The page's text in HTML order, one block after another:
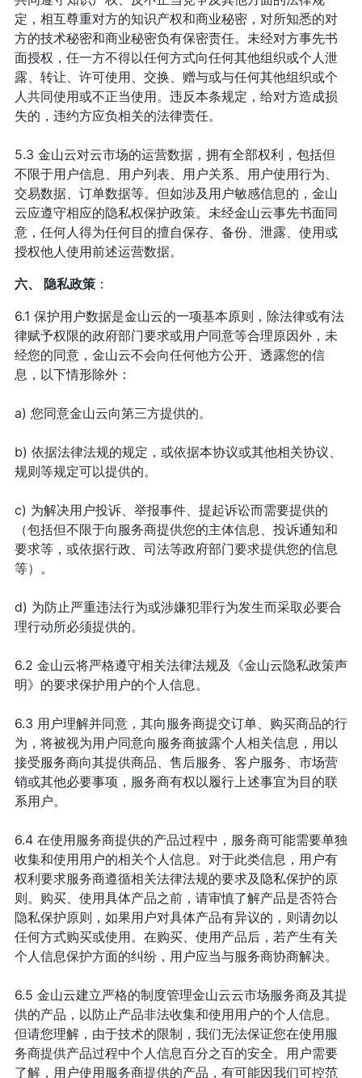
定，相互尊重对方的知识产权和商业秘密，对所知悉的对
方的技术秘密和商业秘密负有保密责任。未经对方事先书
面授权，任一方不得以任何方式向任何其他组织或个人泄
露、转让、许可使用、交换、赠与或与任何其他组织或个
人共同使用或不正当使用。违反本条规定，给对方造成损
失的，违约方应负相关的法律责任。
5.3 金山云对云市场的运营数据，拥有全部权利，包括但
不限于用户信息、用户列表、用户关系、用户使用行为、
交易数据、订单数据等。但如涉及用户敏感信息的，金山
云应遵守相应的隐私权保护政策。未经金山云事先书面同
意，任何人得为任何目的擅自保存、备份、泄露、使用或
授权他人使用前述运营数据。
六、 隐私政策：
6.1 保护用户数据是金山云的一项基本原则，除法律或有法
律赋予权限的政府部门要求或用户同意等合理原因外，未
经您的同意，金山云不会向任何他方公开、透露您的信
息，以下情形除外：
a) 您同意金山云向第三方提供的。
b) 依据法律法规的规定，或依据本协议或其他相关协议、
规则等规定可以提供的。
c) 为解决用户投诉、举报事件、提起诉讼而需要提供的
（包括但不限于向服务商提供您的主体信息、投诉通知和
要求等，或依据行政、司法等政府部门要求提供您的信息
等）。
d) 为防止严重违法行为或涉嫌犯罪行为发生而采取必要合
理行动所必须提供的。
6.2 金山云将严格遵守相关法律法规及《金山云隐私政策声
明》的要求保护用户的个人信息。
6.3 用户理解并同意，其向服务商提交订单、购买商品的行
为，将被视为用户同意向服务商披露个人相关信息，用以
接受服务商向其提供商品、售后服务、客户服务、市场营
销或其他必要事项，服务商有权以履行上述事宜为目的联
系用户。
6.4 在使用服务商提供的产品过程中，服务商可能需要单独
收集和使用用户的相关个人信息。对于此类信息，用户有
权利要求服务商遵循相关法律法规的要求及隐私保护的原
则。购买、使用具体产品之前，请审慎了解产品是否符合
隐私保护原则，如果用户对具体产品有异议的，则请勿以
任何方式购买或使用。在购买、使用产品后，若产生有关
个人信息保护方面的纠纷，用户应当与服务商协商解决。
6.5 金山云建立严格的制度管理金山云云市场服务商及其提
供的产品，以防止产品非法收集和使用用户的个人信息。
但请您理解，由于技术的限制，我们无法保证您在使用服
务商提供产品过程中个人信息百分之百的安全。用户需要
了解，用户使用服务商提供的产品，有可能因我们可控范